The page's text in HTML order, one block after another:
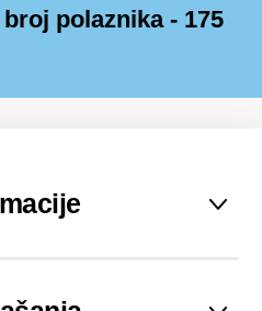
polaznika - 175